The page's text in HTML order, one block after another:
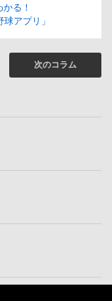
る！
アプリ」
次のコラム